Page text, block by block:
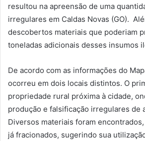
resultou na apreensão de uma
irregulares em Caldas Novas (GO).
descobertos materiais que poderiam
toneladas adicionais desses insumos
De acordo com as informações do
ocorreu em dois locais distintos. O
propriedade rural próxima à cidade,
produção e falsificação irregulares de
Diversos materiais foram
já fracionados, sugerindo sua